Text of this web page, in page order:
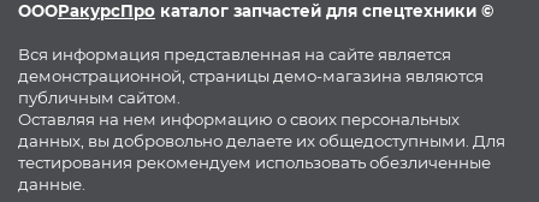
ОООРакурсПро каталог запчастей для спецтехники ©
Вся информация представленная на сайте является
демонстрационной, страницы демо-магазина являются
публичным сайтом.
Оставляя на нем информацию о своих персональных
данных, вы добровольно делаете их общедоступными. Для
тестирования рекомендуем использовать обезличенные
данные.